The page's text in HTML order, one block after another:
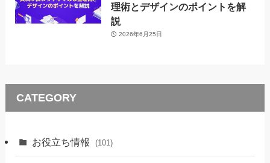
理術とデザインのポイントを解
説
2026年6月25日
CATEGORY
お役立ち情報 (101)